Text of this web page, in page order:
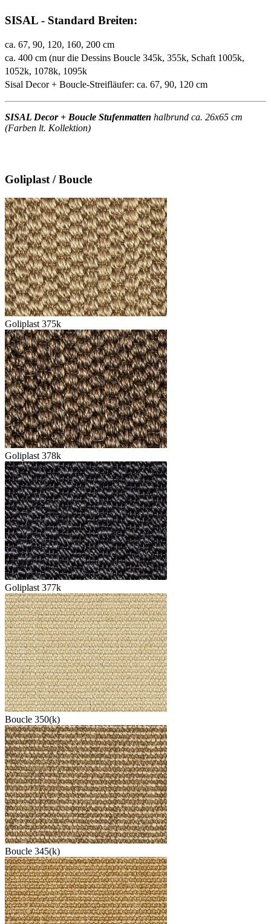
SISAL - Standard Breiten:
ca. 67, 90, 120, 160, 200 cm
ca. 400 cm (nur die Dessins Boucle 345k, 355k, Schaft 1005k,
1052k, 1078k, 1095k
Sisal Decor + Boucle-Streifläufer: ca. 67, 90, 120 cm
SISAL Decor + Boucle Stufenmatten halbrund ca. 26x65 cm
(Farben lt. Kollektion)
Goliplast / Boucle
Goliplast 375k
Goliplast 378k
Goliplast 377k
Boucle 350(k)
Boucle 345(k)